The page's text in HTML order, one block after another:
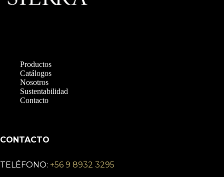
Productos
Catálogos
Nosotros
Sustentabilidad
Contacto
CONTACTO
TELÉFONO: +56 9 8932 3295